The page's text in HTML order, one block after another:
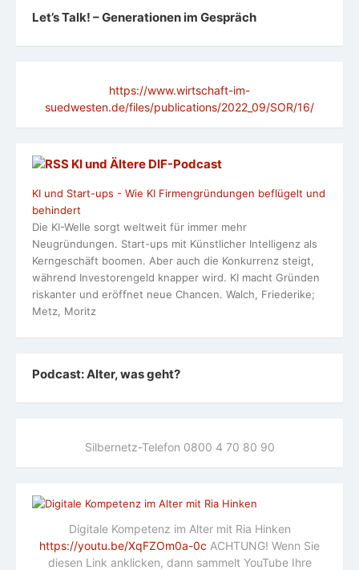
Let’s Talk! – Generationen im Gespräch
https://www.wirtschaft-im-
suedwesten.de/files/publications/2022_09/SOR/16/
KI und Ältere DlF-Podcast
KI und Start-ups - Wie KI Firmengründungen beflügelt und
behindert
Die KI-Welle sorgt weltweit für immer mehr
Neugründungen. Start-ups mit Künstlicher Intelligenz als
Kerngeschäft boomen. Aber auch die Konkurrenz steigt,
während Investorengeld knapper wird. KI macht Gründen
riskanter und eröffnet neue Chancen. Walch, Friederike;
Metz, Moritz
Podcast: Alter, was geht?
Silbernetz-Telefon 0800 4 70 80 90
Digitale Kompetenz im Alter mit Ria Hinken
https://youtu.be/XqFZOm0a-0c ACHTUNG! Wenn Sie
diesen Link anklicken, dann sammelt YouTube Ihre